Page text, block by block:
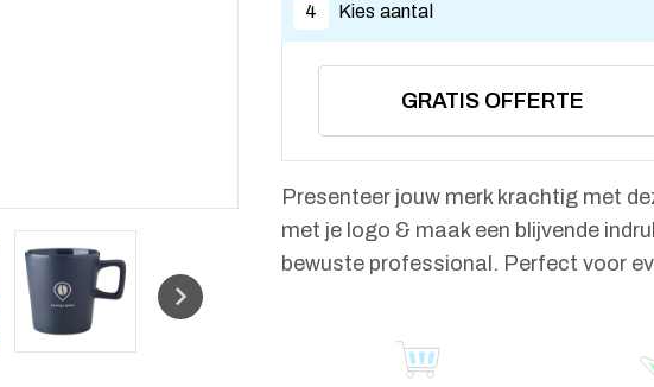
4 Kies aantal
GRATIS OFFERTE
Presenteer jouw merk krachtig met
met je logo & maak een blijvende
bewuste professional. Perfect voor